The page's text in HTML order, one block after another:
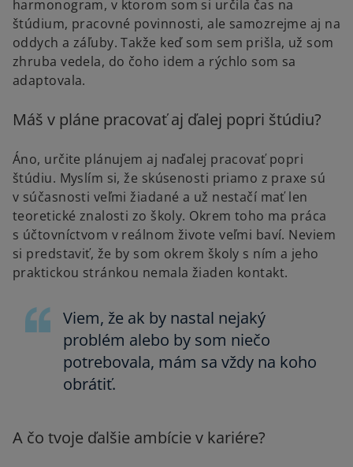
harmonogram, v ktorom som si určila čas na
štúdium, pracovné povinnosti, ale samozrejme aj na
oddych a záľuby. Takže keď som sem prišla, už som
zhruba vedela, do čoho idem a rýchlo som sa
adaptovala.
Máš v pláne pracovať aj ďalej popri štúdiu?
Áno, určite plánujem aj naďalej pracovať popri
štúdiu. Myslím si, že skúsenosti priamo z praxe sú
v súčasnosti veľmi žiadané a už nestačí mať len
teoretické znalosti zo školy. Okrem toho ma práca
s účtovníctvom v reálnom živote veľmi baví. Neviem
si predstaviť, že by som okrem školy s ním a jeho
praktickou stránkou nemala žiaden kontakt.
Viem, že ak by nastal nejaký
problém alebo by som niečo
potrebovala, mám sa vždy na koho
obrátiť.
A čo tvoje ďalšie ambície v kariére?